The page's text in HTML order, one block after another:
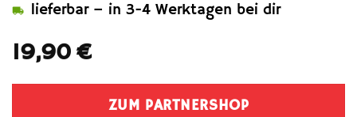
19,90€
lieferbar – in 3-4 Werktagen bei dir
ZUM PARTNERSHOP